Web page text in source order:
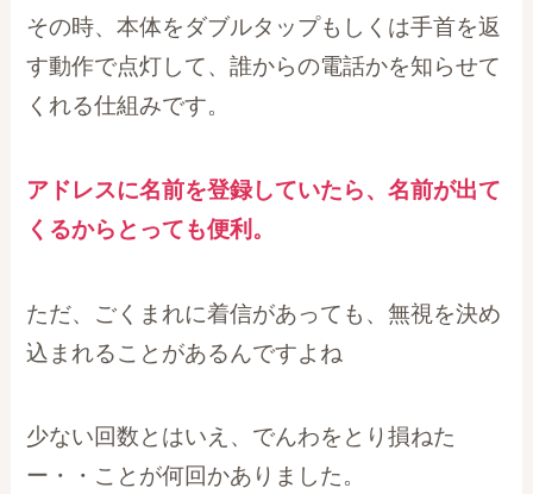
その時、本体をダブルタップもしくは手首を返
す動作で点灯して、誰からの電話かを知らせて
くれる仕組みです。
アドレスに名前を登録していたら、名前が出て
くるからとっても便利。
ただ、ごくまれに着信があっても、無視を決め
込まれることがあるんですよね
少ない回数とはいえ、でんわをとり損ねた
ー・・ことが何回かありました。